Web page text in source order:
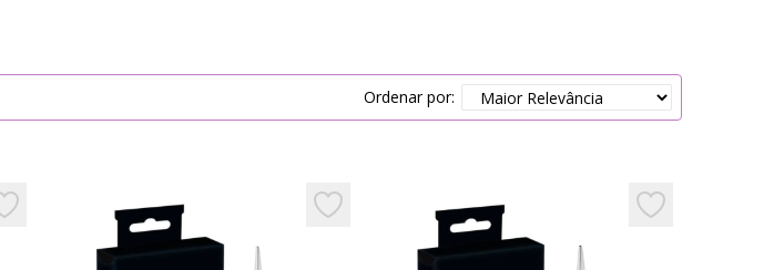
Ordenar por:
Add to favorites Add to favorites Add to favorites